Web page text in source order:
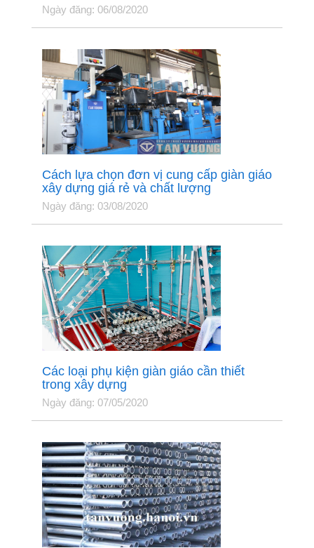
Ngày đăng: 06/08/2020
Cách lựa chọn đơn vị cung cấp giàn giáo
xây dựng giá rẻ và chất lượng
Ngày đăng: 03/08/2020
Các loại phụ kiện giàn giáo cần thiết
trong xây dựng
Ngày đăng: 07/05/2020